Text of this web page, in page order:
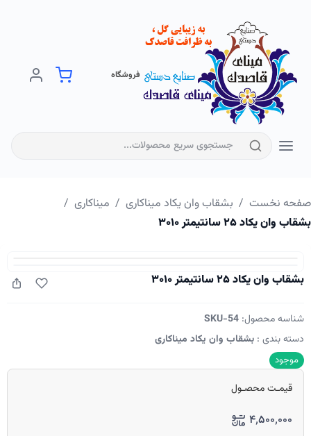
فروشگاه
نخست بشقاب وان یکاد میناکاری میناکاری
وان یکاد ۲۵ سانتیمتر ۳۰۱۰
بشقاب وان یکاد ۲۵ سانتیمتر ۳۰۱۰
شناسه محصول:SKU-54
دسته بندی : بشقاب وان یکاد میناکاری
موجود
قیمـت محصـول
۴٬۵۰۰٬۰۰۰